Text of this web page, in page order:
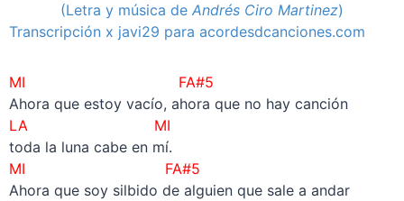
(Letra y música de Andrés Ciro Martinez)
Transcripción x javi29 para acordesdcanciones.com
MI FA#5
Ahora que estoy vacío, ahora que no hay canción
LA MI
toda la luna cabe en mí.
MI FA#5
Ahora que soy silbido de alguien que sale a andar